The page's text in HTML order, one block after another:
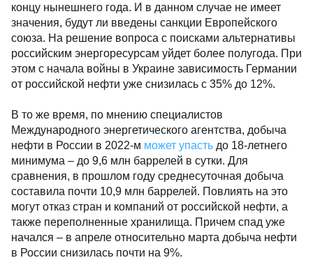
концу нынешнего года. И в данном случае не имеет
значения, будут ли введены санкции Европейского
союза. На решение вопроса с поисками альтернативы
российским энергоресурсам уйдет более полугода. При
этом с начала войны в Украине зависимость Германии
от российской нефти уже снизилась с 35% до 12%.
В то же время, по мнению специалистов
Международного энергетического агентства, добыча
нефти в России в 2022-м может упасть до 18-летнего
минимума – до 9,6 млн баррелей в сутки. Для
сравнения, в прошлом году среднесуточная добыча
составила почти 10,9 млн баррелей. Повлиять на это
могут отказ стран и компаний от российской нефти, а
также переполненные хранилища. Причем спад уже
начался – в апреле относительно марта добыча нефти
в России снизилась почти на 9%.